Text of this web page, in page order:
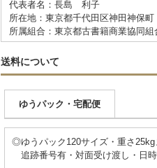
代表者名：長島 利子
所在地：東京都千代田区神田神保
所属組合：東京都古書籍商業協同組
送料について
ゆうパック・宅配便
◎ゆうパック120サイズ・重さ25kg
追跡番号有・対面受け渡し・日